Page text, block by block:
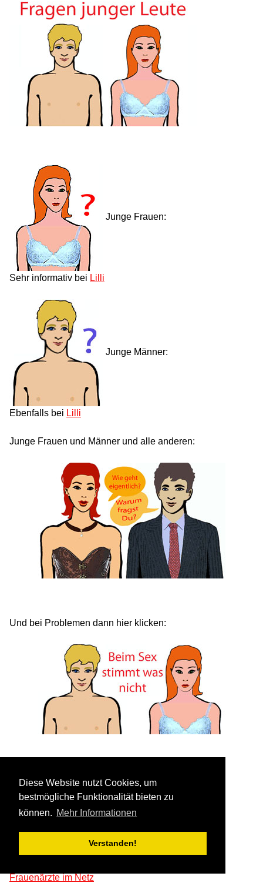
Diese Website nutzt Cookies, um
bestmögliche Funktionalität bieten zu
können. Mehr Informationen
Verstanden!
Junge Frauen:
Sehr informativ bei Lilli
Junge Männer:
Ebenfalls bei Lilli
Junge Frauen und Männer und alle anderen:
Und bei Problemen dann hier klicken:
Alle Infos zum Sex auf loveline
oder auf:pro familia sexualität
Neues Forum (für Jugendliche):
Für Erwachsene (letzte Änderung Juli 2025):
my life sexualität allgemein
Frauenärzte im Netz